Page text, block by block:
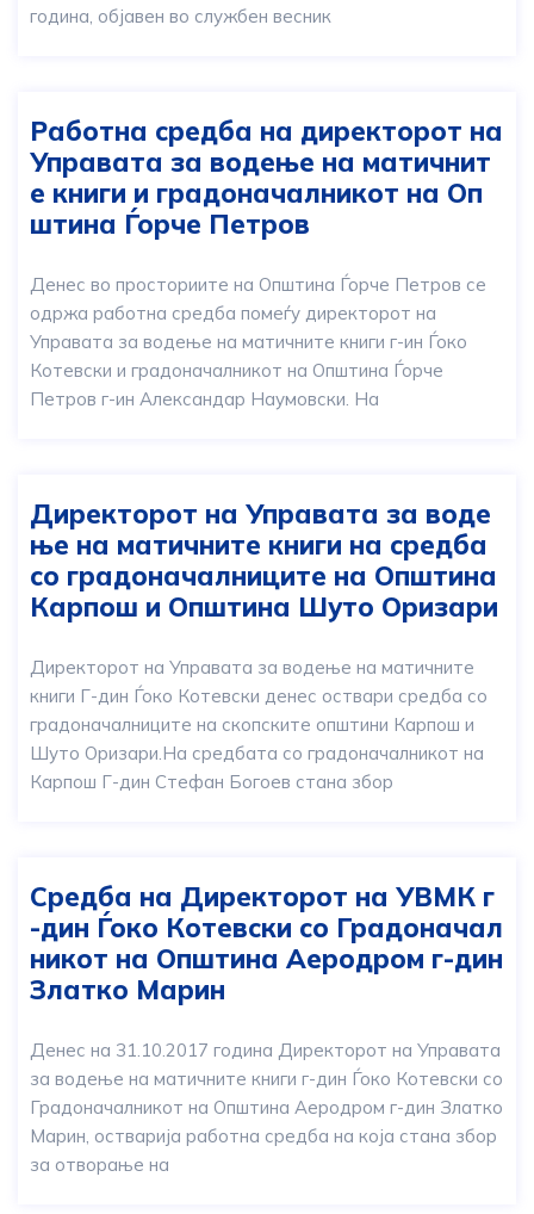
година, објавен во службен весник
Работна средба на директорот на
Управата за водење на матичнит
е книги и градоначалникот на Оп
штина Ѓорче Петров
Денес во просториите на Општина Ѓорче Петров се
одржа работна средба помеѓу директорот на
Управата за водење на матичните книги г-ин Ѓоко
Котевски и градоначалникот на Општина Ѓорче
Петров г-ин Александар Наумовски. На
Директорот на Управата за воде
ње на матичните книги на средба
со градоначалниците на Општина
Карпош и Општина Шуто Оризари
Директорот на Управата за водење на матичните
книги Г-дин Ѓоко Котевски денес оствари средба со
градоначалниците на скопските општини Карпош и
Шуто Оризари.На средбата со градоначалникот на
Карпош Г-дин Стефан Богоев стана збор
Средба на Директорот на УВМК г
-дин Ѓоко Котевски со Градоначал
никот на Општина Аеродром г-дин
Златко Марин
Денес на 31.10.2017 година Директорот на Управата
за водење на матичните книги г-дин Ѓоко Котевски со
Градоначалникот на Општина Аеродром г-дин Златко
Марин, остварија работна средба на која стана збор
за отворање на